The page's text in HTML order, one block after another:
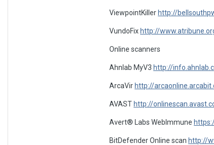
ViewpointKiller http://
VundoFix http://
Online scanners
Ahnlab MyV3 http://
ArcaVir http://
AVAST http://
Avert® Labs WebImmune
BitDefender Online scan http://